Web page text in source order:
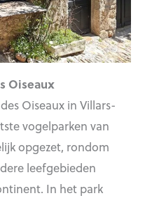
Oiseaux
Oiseaux in Villars-
vogelparken van
opgezet, rondom
leefgebieden
In het park